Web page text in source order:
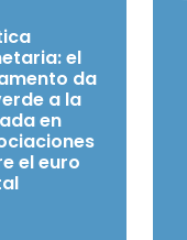
el
da
a la
en
el euro